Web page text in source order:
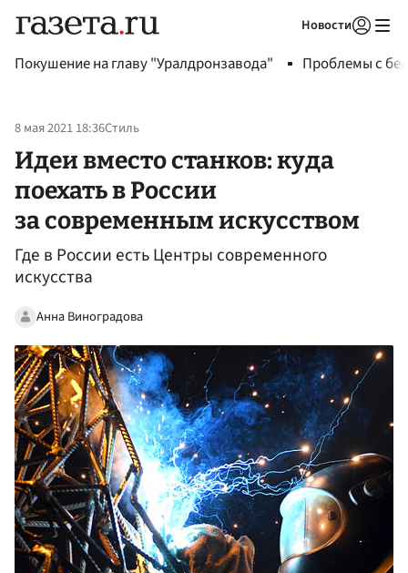
Новости
Покушение на главу "Уралдронзавода" Проблемы с
8 мая 2021 18:36Стиль
Идеи вместо станков: куда
поехать в России
за современным искусством
Где в России есть Центры современного
искусства
Анна Виноградова